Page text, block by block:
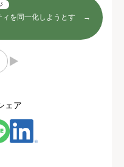
を同一化しようとす
→
ェア